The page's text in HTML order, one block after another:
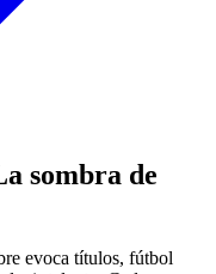
sombra de
evoca títulos, fútbol